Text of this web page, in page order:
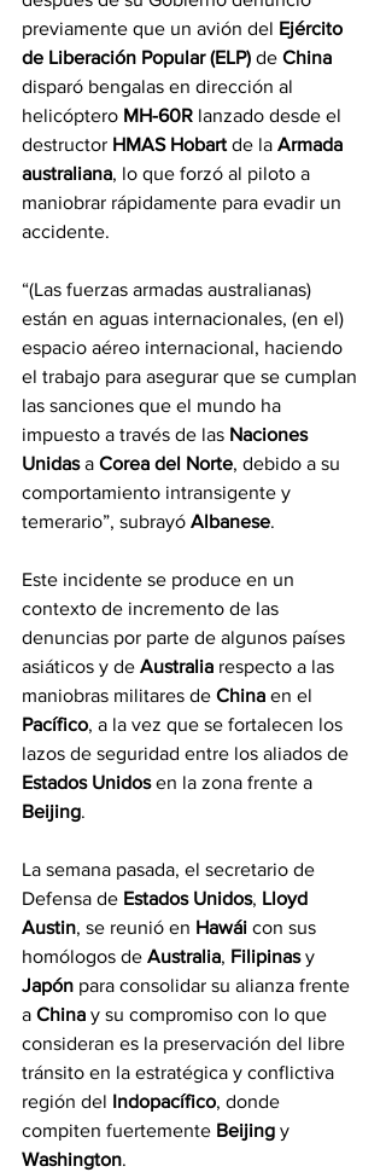
previamente que un avión del Ejército
de Liberación Popular (ELP) de China
disparó bengalas en dirección al
helicóptero MH-60R lanzado desde el
destructor HMAS Hobart de la Armada
australiana, lo que forzó al piloto a
maniobrar rápidamente para evadir un
accidente.
“(Las fuerzas armadas australianas)
están en aguas internacionales, (en el)
espacio aéreo internacional, haciendo
el trabajo para asegurar que se cumplan
las sanciones que el mundo ha
impuesto a través de las Naciones
Unidas a Corea del Norte, debido a su
comportamiento intransigente y
temerario”, subrayó Albanese.
Este incidente se produce en un
contexto de incremento de las
denuncias por parte de algunos países
asiáticos y de Australia respecto a las
maniobras militares de China en el
Pacífico, a la vez que se fortalecen los
lazos de seguridad entre los aliados de
Estados Unidos en la zona frente a
Beijing.
La semana pasada, el secretario de
Defensa de Estados Unidos, Lloyd
Austin, se reunió en Hawái con sus
homólogos de Australia, Filipinas y
Japón para consolidar su alianza frente
a China y su compromiso con lo que
consideran es la preservación del libre
tránsito en la estratégica y conflictiva
región del Indopacífico, donde
compiten fuertemente Beijing y
Washington.